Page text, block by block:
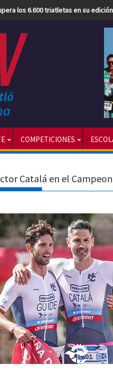
los 6.600 triatletas en su edición
COMPETICIONES
Catalá en el